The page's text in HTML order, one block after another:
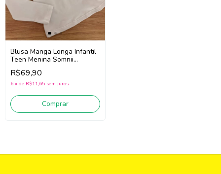
Blusa Manga Longa Infantil
Teen Menina Somnii
4261011 (Branco)
R$69,90
6 x de R$11,65 sem juros
Comprar